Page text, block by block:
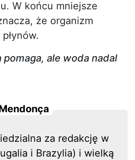
W końcu mniejsze
że organizm
pomaga, ale woda nadal
za redakcję w
i Brazylia) i wielką